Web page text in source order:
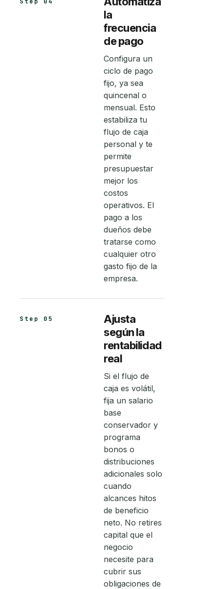
la
frecuencia
de pago
Configura un
ciclo de pago
fijo, ya sea
quincenal o
mensual. Esto
estabiliza tu
flujo de caja
personal y te
permite
presupuestar
mejor los
costos
operativos. El
pago a los
dueños debe
tratarse como
cualquier otro
gasto fijo de la
empresa.
Step 05
Ajusta
según la
rentabilidad
real
Si el flujo de
caja es volátil,
fija un salario
base
conservador y
programa
bonos o
distribuciones
adicionales solo
cuando
alcances hitos
de beneficio
neto. No retires
capital que el
negocio
necesite para
cubrir sus
obligaciones de